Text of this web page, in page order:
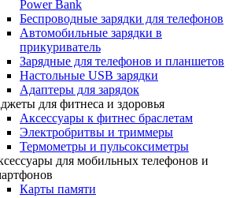
Power Bank
Беспроводные зарядки для телефонов
Автомобильные зарядки в
прикуриватель
Зарядные для телефонов и планшетов
Настольные USB зарядки
Адаптеры для зарядок
для фитнеса и здоровья
Аксессуары к фитнес браслетам
Электробритвы и триммеры
Термометры и пульсоксиметры
для мобильных телефонов и
Карты памяти